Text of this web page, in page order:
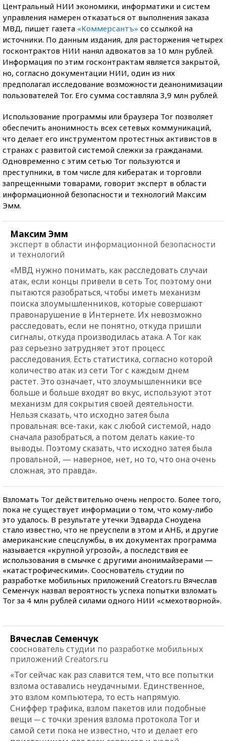
Центральный НИИ экономики, информатики и систем
управления намерен отказаться от выполнения заказа
МВД, пишет газета «Коммерсантъ» со ссылкой на
источники. По данным издания, для расторжения четырех
госконтрактов НИИ нанял адвокатов за 10 млн рублей.
Информация по этим госконтрактам является закрытой,
но, согласно документации НИИ, один из них
предполагал исследование возможности деанонимизации
пользователей Tor. Его сумма составляла 3,9 млн рублей.
Использование программы или браузера Tor позволяет
обеспечить анонимность всех сетевых коммуникаций,
что делает его инструментом протестных активистов в
странах с развитой системой слежки за гражданами.
Одновременно с этим сетью Tor пользуются и
преступники, в том числе для кибератак и торговли
запрещенными товарами, говорит эксперт в области
информационной безопасности и технологий Максим
Эмм.
Максим Эмм
эксперт в области информационной безопасности
и технологий
«МВД нужно понимать, как расследовать случаи
атак, если концы привели в сеть Tor, поэтому они
пытаются разобраться, чтобы иметь механизм
поиска злоумышленников, которые совершают
правонарушение в Интернете. Их невозможно
расследовать, если не понятно, откуда пришли
сигналы, откуда производилась атака. А Tor как
раз серьезно затрудняет этот процесс
расследования. Есть статистика, согласно которой
количество атак из сети Tor с каждым днем
растет. Это означает, что злоумышленники все
больше и больше входят во вкус, используют этот
механизм для сокрытия своей деятельности.
Нельзя сказать, что исходно затея была
провальная: все-таки, как с любой системой, надо
сначала разобраться, а потом делать какие-то
выводы. Поэтому сказать, что исходно затея была
провальной, — наверное, нет, но то, что она очень
сложная, это правда».
Взломать Tor действительно очень непросто. Более того,
пока не существует информации о том, что кому-либо
это удалось. В результате утечки Эдварда Сноудена
стало известно, что не преуспели в этом и АНБ, и другие
американские спецслужбы, в их документах программа
называется «крупной угрозой», а последствия ее
использования в смычке с другими анонимайзерами —
«катастрофическими». Сооснователь студии по
разработке мобильных приложений Creators.ru Вячеслав
Семенчук назвал вероятность успеха попытки взломать
Tor за 4 млн рублей силами одного НИИ «смехотворной».
Вячеслав Семенчук
сооснователь студии по разработке мобильных
приложений Creators.ru
«Tor сейчас как раз славится тем, что все попытки
взлома оставались неудачными. Единственное,
это взлом компьютера, то есть напрямую.
Сниффер трафика, взлом пакетов или подобные
вещи ─ с точки зрения взлома протокола Tor и
самой сети пока не известно, что и делает его